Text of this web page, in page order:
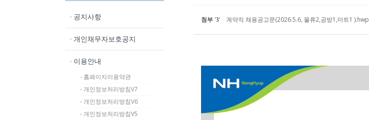
· 공지사항
· 개인채무자보호공지
· 이용안내
- 홈페이지이용약관
- 개인정보처리방침V7
- 개인정보처리방침V6
- 개인정보처리방침V5
첨부 '3' 계약직 채용공고문(2026.5.6, 물류2,공방1,마트1 ).hwp